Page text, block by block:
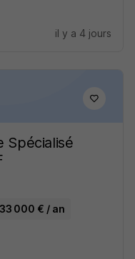
il y a 4 jours
Spécialisé
000 € / an